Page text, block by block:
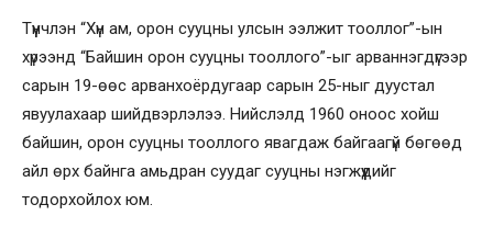
Түүнчлэн “Хүн ам, орон сууцны улсын ээлжит тооллог”-ын
хүрээнд “Байшин орон сууцны тооллого”-ыг арваннэгдүгээр
сарын 19-өөс арванхоёрдугаар сарын 25-ныг дуустал
явуулахаар шийдвэрлэлээ. Нийслэлд 1960 оноос хойш
байшин, орон сууцны тооллого явагдаж байгаагүй бөгөөд
айл өрх байнга амьдран суудаг сууцны нэгжүүдийг
тодорхойлох юм.